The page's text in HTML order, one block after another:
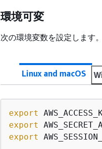
環境可変
次の環境変数を設定します。
Linux and macOS
export
export
export